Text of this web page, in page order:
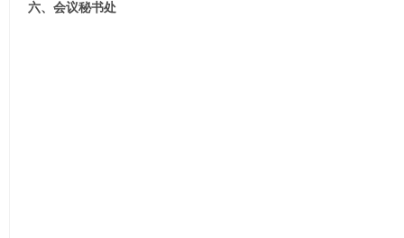
六、会议秘书处